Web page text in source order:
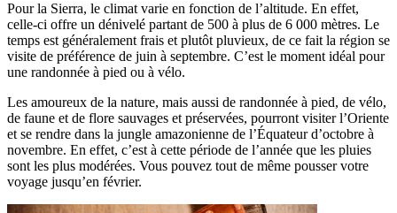
Pour la Sierra, le climat varie en fonction de l’altitude. En effet,
celle-ci offre un dénivelé partant de 500 à plus de 6 000 mètres. Le
temps est généralement frais et plutôt pluvieux, de ce fait la région se
visite de préférence de juin à septembre. C’est le moment idéal pour
une randonnée à pied ou à vélo.
Les amoureux de la nature, mais aussi de randonnée à pied, de vélo,
de faune et de flore sauvages et préservées, pourront visiter l’Oriente
et se rendre dans la jungle amazonienne de l’Équateur d’octobre à
novembre. En effet, c’est à cette période de l’année que les pluies
sont les plus modérées. Vous pouvez tout de même pousser votre
voyage jusqu’en février.